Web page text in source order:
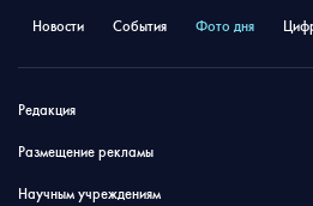
Новости События Фото дня
Редакция
Размещение рекламы
Научным учреждениям